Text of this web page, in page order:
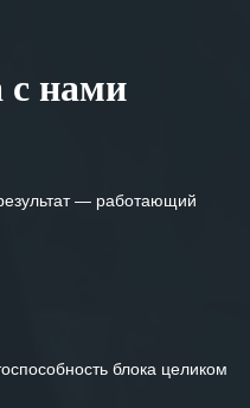
с нами
— работающий
блока целиком